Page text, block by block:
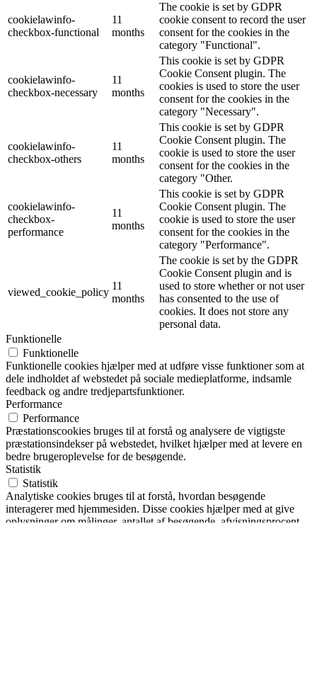
cookielawinfo-
checkbox-functional
11
months
The cookie is set by GDPR
cookie consent to record the user
consent for the cookies in the
category "Functional".
cookielawinfo-
checkbox-necessary
11
months
This cookie is set by GDPR
Cookie Consent plugin. The
cookies is used to store the user
consent for the cookies in the
category "Necessary".
cookielawinfo-
checkbox-others
11
months
This cookie is set by GDPR
Cookie Consent plugin. The
cookie is used to store the user
consent for the cookies in the
category "Other.
cookielawinfo-
checkbox-
performance
11
months
This cookie is set by GDPR
Cookie Consent plugin. The
cookie is used to store the user
consent for the cookies in the
category "Performance".
viewed_cookie_policy
11
months
The cookie is set by the GDPR
Cookie Consent plugin and is
used to store whether or not user
has consented to the use of
cookies. It does not store any
personal data.
Funktionelle
Funktionelle
Funktionelle cookies hjælper med at udføre visse funktioner som at
dele indholdet af webstedet på sociale medieplatforme, indsamle
feedback og andre tredjepartsfunktioner.
Performance
Performance
Præstationscookies bruges til at forstå og analysere de vigtigste
præstationsindekser på webstedet, hvilket hjælper med at levere en
bedre brugeroplevelse for de besøgende.
Statistik
Statistik
Analytiske cookies bruges til at forstå, hvordan besøgende
interagerer med hjemmesiden. Disse cookies hjælper med at give
oplysninger om målinger, antallet af besøgende, afvisningsprocent,